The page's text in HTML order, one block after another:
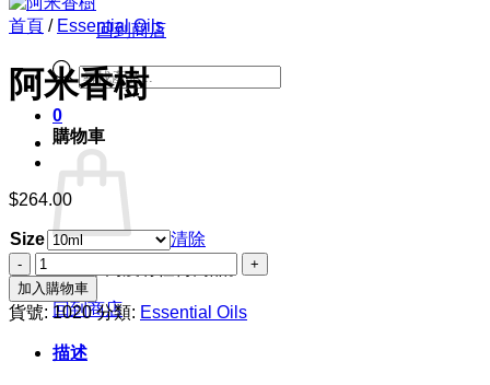
回到商店
Products
search
0
購物車
購物車內沒有任何商品。
回到商店
首頁 / Essential Oils
阿米香樹
$264.00
Size
清除
阿
米
香
數
加入購物車
貨號: 1020 分類: Essential Oils
描述